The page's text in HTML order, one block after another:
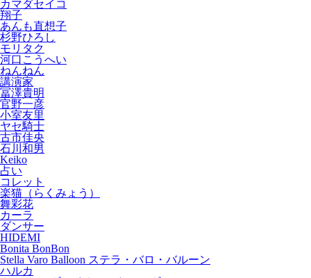
カマダセイコ
翔子
あんも直想子
杉野ひろし
モリタク
河口こうへい
ねんねん
講演家
冨澤貴明
官野一彦
小室友里
ヤセ騎士
古市佳央
石川和男
Keiko
占い
コレット
楽猫（らくみょう）
舞彩花
カーラ
ダンサー
HIDEMI
Bonita BonBon
Stella Varo Balloon ステラ・バロ・バルーン
ハルカ